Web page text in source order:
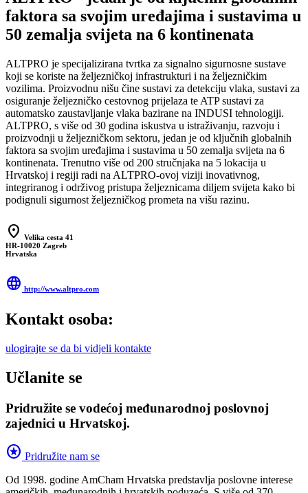
faktora sa svojim uređajima i sustavima u
50 zemalja svijeta na 6 kontinenata
ALTPRO je specijalizirana tvrtka za signalno sigurnosne sustave
koji se koriste na željezničkoj infrastrukturi i na željezničkim
vozilima. Proizvodnu nišu čine sustavi za detekciju vlaka, sustavi za
osiguranje željezničko cestovnog prijelaza te ATP sustavi za
automatsko zaustavljanje vlaka bazirane na INDUSI tehnologiji.
ALTPRO, s više od 30 godina iskustva u istraživanju, razvoju i
proizvodnji u željezničkom sektoru, jedan je od ključnih globalnih
faktora sa svojim uređajima i sustavima u 50 zemalja svijeta na 6
kontinenata. Trenutno više od 200 stručnjaka na 5 lokacija u
Hrvatskoj i regiji radi na ALTPRO-ovoj viziji inovativnog,
integriranog i održivog pristupa željeznicama diljem svijeta kako bi
podignuli sigurnost željezničkog prometa na višu razinu.
location_on Velika cesta 41
HR-10020 Zagreb
Hrvatska
language http://www.altpro.com
Kontakt osoba:
ulogirajte se da bi vidjeli kontakte
Učlanite se
Pridružite se vodećoj međunarodnoj poslovnoj
zajednici u Hrvatskoj.
stars Pridružite nam se
Od 1998. godine AmCham Hrvatska predstavlja poslovne interese